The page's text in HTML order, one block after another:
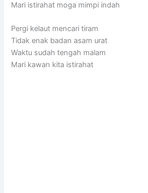
Mari istirahat moga mimpi indah
Pergi kelaut mencari tiram
Tidak enak badan asam urat
Waktu sudah tengah malam
Mari kawan kita istirahat